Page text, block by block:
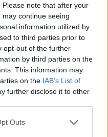
note that after your
continue seeing
information utilized by
to third parties prior to
opt-out of the further
by third parties on the
This information may
on the IAB’s List of
further disclose it to other
Outs